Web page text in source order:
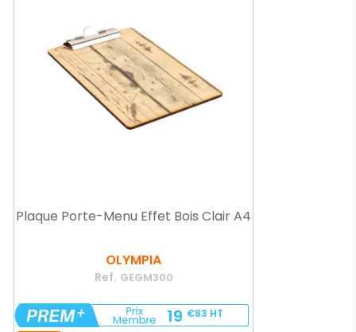
Plaque Porte-Menu Effet Bois Clair A4
OLYMPIA
Ref. GEGM300
19 €83 HT